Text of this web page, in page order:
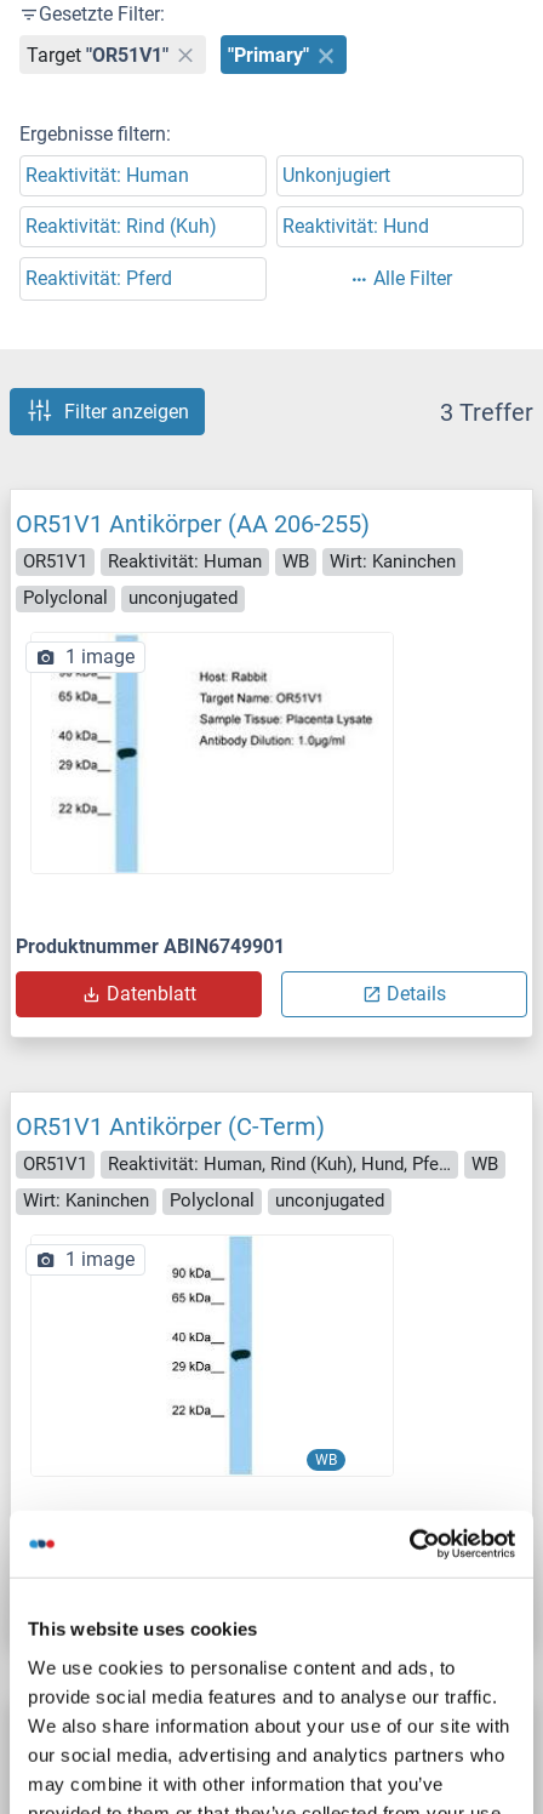
This website uses cookies
We use cookies to personalise content and ads, to
provide social media features and to analyse our traffic.
We also share information about your use of our site with
our social media, advertising and analytics partners who
may combine it with other information that you’ve
Gesetzte Filter:
Target "OR51V1" "Primary"
Ergebnisse filtern:
Reaktivität: Human
Unkonjugiert
Reaktivität: Rind (Kuh) Reaktivität: Hund
Reaktivität: Pferd Alle Filter
Filter anzeigen 3 Treffer
OR51V1 Antikörper (AA 206-255)
OR51V1 Reaktivität: Human WB
Wirt: Kaninchen
Polyclonal
unconjugated
1 image
Produktnummer ABIN6749901
Datenblatt Details
OR51V1 Antikörper (C-Term)
OR51V1 Reaktivität: Human, Rind (Kuh), Hund, Pferd, Schwein, Ratte
WB
Wirt: Kaninchen
Polyclonal unconjugated
WB
1 image
Produktnummer ABIN2790834
OR51V1 Antikörper (N-Term)
OR51V1 Reaktivität: Human WB
Wirt: Kaninchen
Polyclonal
unconjugated